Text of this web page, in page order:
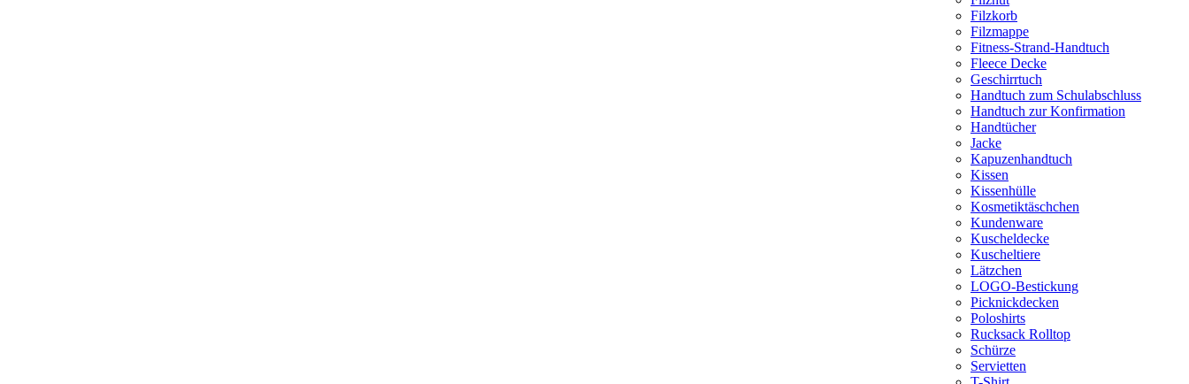
Filzkorb
Filzmappe
Fitness-Strand-Handtuch
Fleece Decke
Geschirrtuch
Handtuch zum Schulabschluss
Handtuch zur Konfirmation
Handtücher
Jacke
Kapuzenhandtuch
Kissen
Kissenhülle
Kosmetiktäschchen
Kundenware
Kuscheldecke
Kuscheltiere
Lätzchen
LOGO-Bestickung
Picknickdecken
Poloshirts
Rucksack Rolltop
Schürze
Servietten